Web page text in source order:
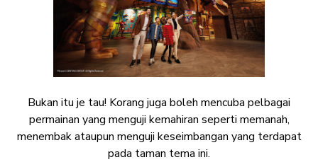
Bukan itu je tau! Korang juga boleh mencuba pelbagai
permainan yang menguji kemahiran seperti memanah,
menembak ataupun menguji keseimbangan yang terdapat
pada taman tema ini.